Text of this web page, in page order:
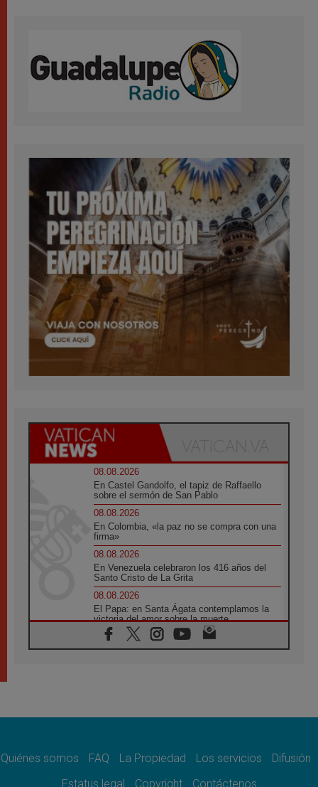
08.08.2026
En Castel Gandolfo, el tapiz de Raffaello
sobre el sermón de San Pablo
08.08.2026
En Colombia, «la paz no se compra con una
firma»
08.08.2026
En Venezuela celebraron los 416 años del
Santo Cristo de La Grita
08.08.2026
El Papa: en Santa Ágata contemplamos la
victoria del amor sobre la muerte
08.08.2026
León XIV visitará el Santuario de la Madre
07.08.2026
07.08.2026
el compromiso del cristiano"
Quiénes somos FAQ La Propiedad Los servicios
Difusión
Estatus legal
Copyright Contáctenos